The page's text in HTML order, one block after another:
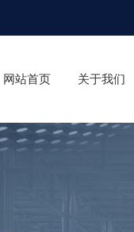
网站首页 关于我们